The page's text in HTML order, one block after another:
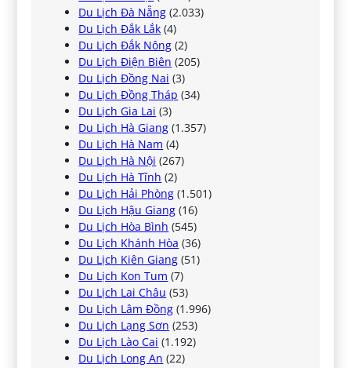
Du Lịch Đà Nẵng (2.033)
Du Lịch Đắk Lắk (4)
Du Lịch Đắk Nông (2)
Du Lịch Điện Biên (205)
Du Lịch Đồng Nai (3)
Du Lịch Đồng Tháp (34)
Du Lịch Gia Lai (3)
Du Lịch Hà Giang (1.357)
Du Lịch Hà Nam (4)
Du Lịch Hà Nội (267)
Du Lịch Hà Tĩnh (2)
Du Lịch Hải Phòng (1.501)
Du Lịch Hậu Giang (16)
Du Lịch Hòa Bình (545)
Du Lịch Khánh Hòa (36)
Du Lịch Kiên Giang (51)
Du Lịch Kon Tum (7)
Du Lịch Lai Châu (53)
Du Lịch Lâm Đồng (1.996)
Du Lịch Lạng Sơn (253)
Du Lịch Lào Cai (1.192)
Du Lịch Long An (22)